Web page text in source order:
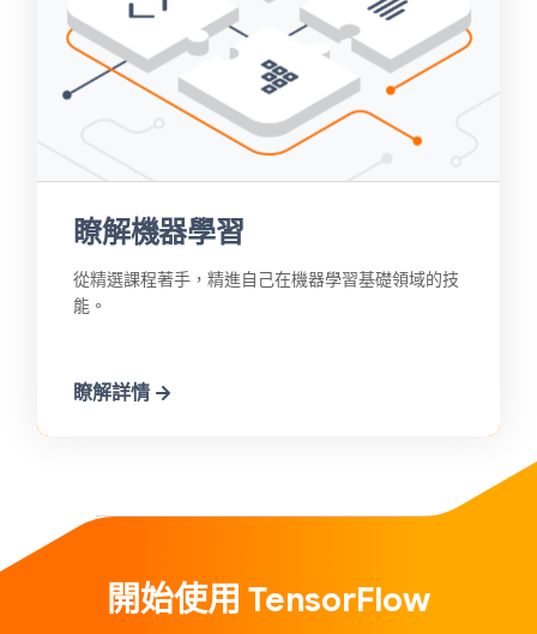
瞭解機器學習
從精選課程著手，精進自己在機器學習基礎領域的技
能。
瞭解詳情
開始使用 TensorFlow